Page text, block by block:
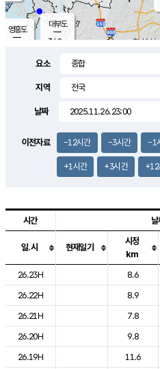
영흥도
1.8m/s
대부도
34.8
요소
지역
날짜
이전자료 -12시간 -3시간 -1
+1시간 +3시간 +12
도시별 기상실황표로 지점, 날씨, 기
시간 날
일.시 현재일기
시정
km
26.23H
8.6
26.22H
8.9
26.21H
7.8
26.20H
9.8
26.19H
11.6